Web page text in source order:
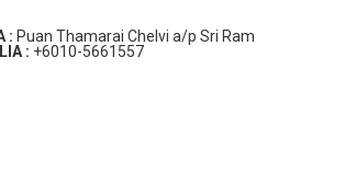
: Puan Thamarai Chelvi a/p Sri Ram
: +6010-5661557